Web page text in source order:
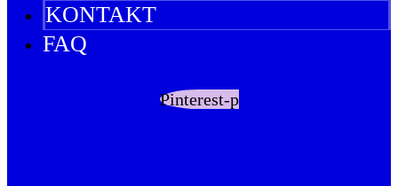
KONTAKT
FAQ
Pinterest-p